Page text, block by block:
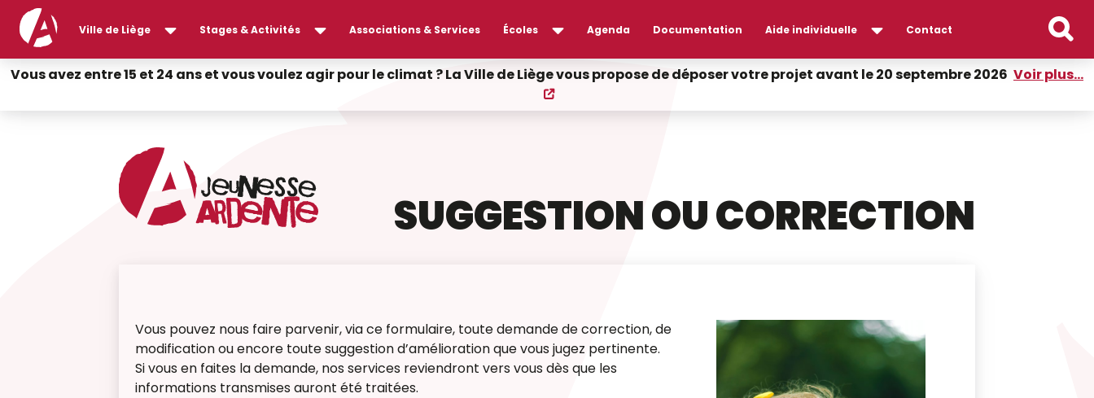
Ville de Liège Stages & Activités Associations & Services Écoles Agenda Documentation Aide individuelle Contact
Vous avez entre 15 et 24 ans et vous voulez agir pour le climat ? La Ville de Liège vous propose de déposer votre projet avant le 20 septembre 2026 Voir plus...
SUGGESTION OU CORRECTION
Vous pouvez nous faire parvenir, via ce formulaire, toute demande de correction, de
modification ou encore toute suggestion d’amélioration que vous jugez pertinente.
Si vous en faites la demande, nos services reviendront vers vous dès que les
informations transmises auront été traitées.